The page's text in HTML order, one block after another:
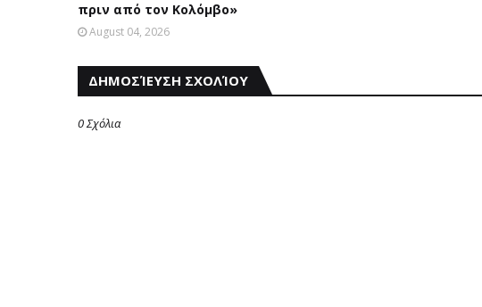
πριν από τον Κολόμβο»
August 04, 2026
ΔΗΜΟΣΊΕΥΣΗ ΣΧΟΛΊΟΥ
0 Σχόλια